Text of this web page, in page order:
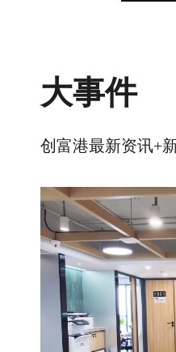
大事件
创富港最新资讯+